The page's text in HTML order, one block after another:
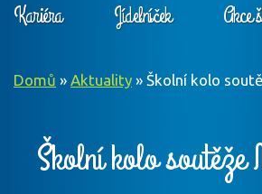
Kariéra Jídelníček Akce
Domů » Aktuality » Školní kolo
Školní kolo soutěže